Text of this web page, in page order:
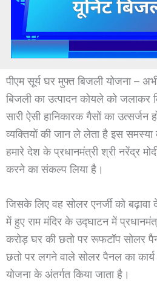
पीएम सूर्य घर मुफ्त बिजली योजना –
बिजली का उत्पादन कोयले को जलाकर
सारी ऐसी हानिकारक गैसों का उत्सर्जन
व्यक्तियों की जान ले लेता है इस
हमारे देश के प्रधानमंत्री श्री नरेंद्र
करने का संकल्प लिया है।
जिसके लिए वह सोलर एनर्जी को
में हुए राम मंदिर के उद्घाटन में
करोड़ घर की छतो पर रूफटॉप सोलर
छतो पर लगने वाले सोलर पैनल का कार्य
योजना के अंतर्गत किया जाता है।